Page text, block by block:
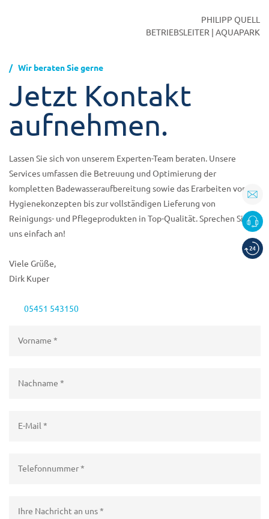
PHILIPP QUELL
BETRIEBSLEITER | AQUAPARK
Wir beraten Sie gerne
Jetzt Kontakt
aufnehmen.
Lassen Sie sich von unserem Experten-Team beraten. Unsere
Services umfassen die Betreuung und Optimierung der
kompletten Badewasseraufbereitung sowie das Erarbeiten von
Hygienekonzepten bis zur vollständigen Lieferung von
Reinigungs- und Pflegeprodukten in Top-Qualität. Sprechen Sie
uns einfach an!
Viele Grüße,
Dirk Kuper
05451 543150